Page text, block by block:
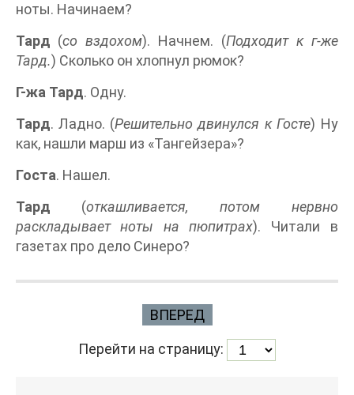
ноты. Начинаем?
Тард (со вздохом). Начнем. (Подходит к г-же
Тард.) Сколько он хлопнул рюмок?
Г-жа Тард. Одну.
Тард. Ладно. (Решительно двинулся к Госте) Ну
как, нашли марш из «Тангейзера»?
Госта. Нашел.
Тард (откашливается, потом нервно
раскладывает ноты на пюпитрах). Читали в
газетах про дело Синеро?
ВПЕРЕД
Перейти на страницу: